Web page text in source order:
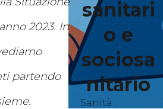
2023. In
partendo
sanitari
o e
sociosa
nitario
Sanità